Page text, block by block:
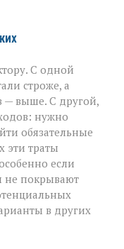
С одной
строже, а
— выше. С другой,
нужно
обязательные
эти траты
если
не покрывают
в других